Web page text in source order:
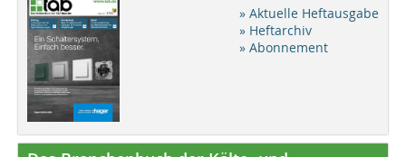
» Aktuelle Heftausgabe
» Heftarchiv
» Abonnement